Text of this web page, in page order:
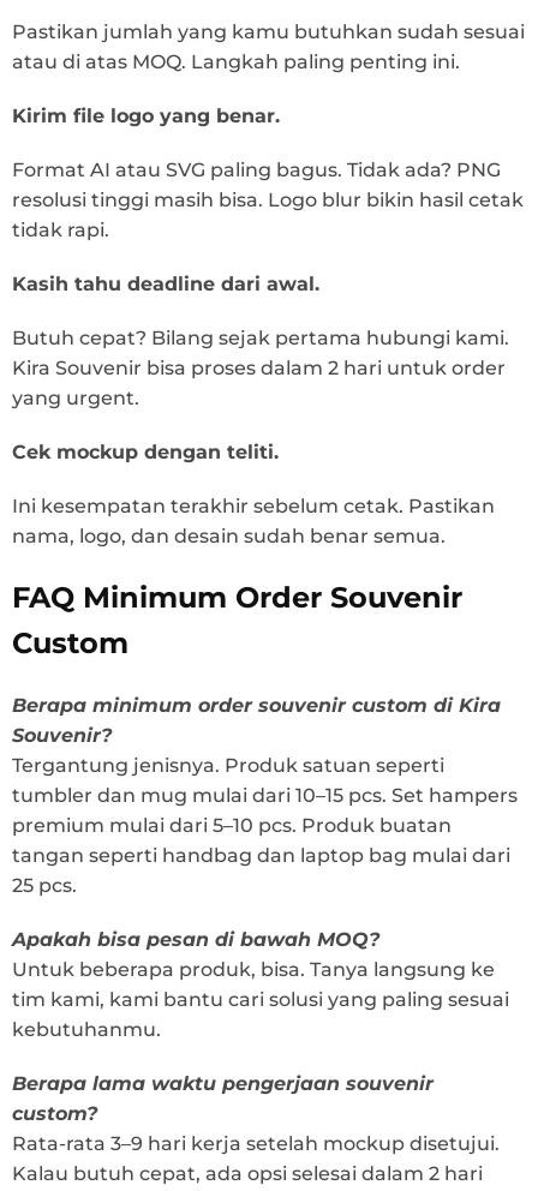
Pastikan jumlah yang kamu butuhkan sudah sesuai
atau di atas MOQ. Langkah paling penting ini.
Kirim file logo yang benar.
Format AI atau SVG paling bagus. Tidak ada? PNG
resolusi tinggi masih bisa. Logo blur bikin hasil cetak
tidak rapi.
Kasih tahu deadline dari awal.
Butuh cepat? Bilang sejak pertama hubungi kami.
Kira Souvenir bisa proses dalam 2 hari untuk order
yang urgent.
Cek mockup dengan teliti.
Ini kesempatan terakhir sebelum cetak. Pastikan
nama, logo, dan desain sudah benar semua.
FAQ Minimum Order Souvenir
Custom
Berapa minimum order souvenir custom di Kira
Souvenir?
Tergantung jenisnya. Produk satuan seperti
tumbler dan mug mulai dari 10–15 pcs. Set hampers
premium mulai dari 5–10 pcs. Produk buatan
tangan seperti handbag dan laptop bag mulai dari
25 pcs.
Apakah bisa pesan di bawah MOQ?
Untuk beberapa produk, bisa. Tanya langsung ke
tim kami, kami bantu cari solusi yang paling sesuai
kebutuhanmu.
Berapa lama waktu pengerjaan souvenir
custom?
Rata-rata 3–9 hari kerja setelah mockup disetujui.
Kalau butuh cepat, ada opsi selesai dalam 2 hari